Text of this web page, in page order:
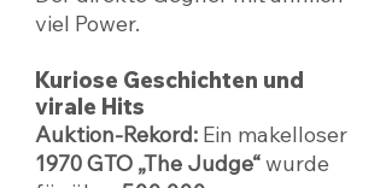
viel Power.
Kuriose Geschichten und
virale Hits
Auktion-Rekord: Ein makelloser
1970 GTO „The Judge“ wurde